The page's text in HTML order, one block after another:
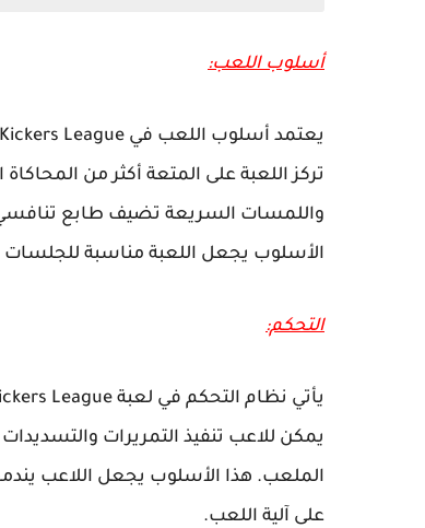
أسلوب اللعب:
تركز اللعبة على المتعة أكثر من
واللمسات السريعة تضيف طابع تنافسي
الأسلوب يجعل اللعبة مناسبة
التحكم:
يمكن للاعب تنفيذ التمريرات
الملعب. هذا الأسلوب يجعل اللاعب
على آلية اللعب.